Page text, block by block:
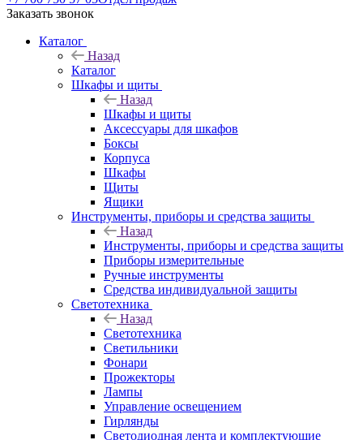
Заказать звонок
Каталог
Назад
Каталог
Шкафы и щиты
Назад
Шкафы и щиты
Аксессуары для шкафов
Боксы
Корпуса
Шкафы
Щиты
Ящики
Инструменты, приборы и средства защиты
Назад
Инструменты, приборы и средства защиты
Приборы измерительные
Ручные инструменты
Средства индивидуальной защиты
Светотехника
Назад
Светотехника
Светильники
Фонари
Прожекторы
Лампы
Управление освещением
Гирлянды
Светодиодная лента и комплектующие